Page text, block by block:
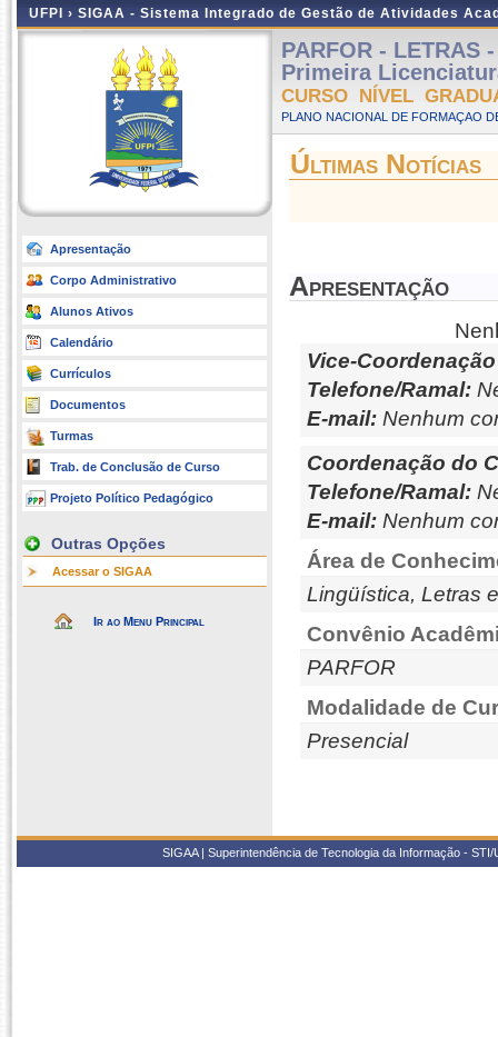
UFPI › SIGAA - Sistema Integrado de Gestão de Atividades
Apresentação
Corpo Administrativo
Alunos Ativos
Calendário
Currículos
Documentos
Turmas
Trab. de Conclusão de Curso
Projeto Político Pedagógico
Outras Opções
Acessar o SIGAA
Ir ao Menu Principal
PARFOR - LETRAS
Primeira
CURSO NÍVEL
PLANO NACIONAL DE FORMAÇAO
Últimas Notícias
Apresentação
Vice-
Telefone/Ramal:
E-mail: Nenhum
Coordenação do
Telefone/Ramal:
E-mail: Nenhum
Área de
Lingüística, Letras
Convênio
PARFOR
Modalidade de
Presencial
SIGAA | Superintendência de Tecnologia da Informação -